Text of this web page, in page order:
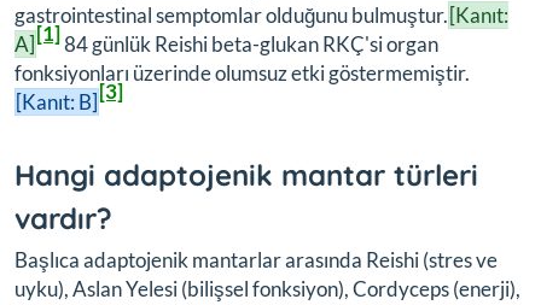
gastrointestinal semptomlar olduğunu bulmuştur.[Kanıt:
A][1]84 günlük Reishi beta-glukan RKÇ'si organ
fonksiyonları üzerinde olumsuz etki göstermemiştir.
[Kanıt: B][3]
Hangi adaptojenik mantar türleri
vardır?
Başlıca adaptojenik mantarlar arasında Reishi (stres ve
uyku), Aslan Yelesi (bilişsel fonksiyon), Cordyceps (enerji),